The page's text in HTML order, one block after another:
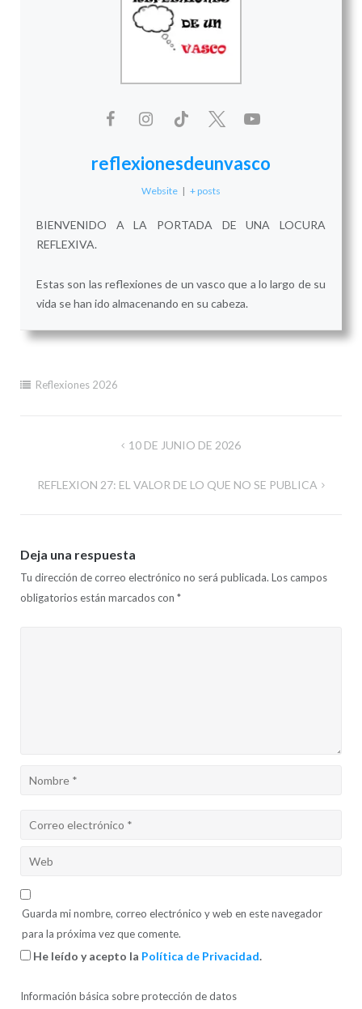
reflexionesdeunvasco
Website | + posts
BIENVENIDO A LA PORTADA DE UNA LOCURA
REFLEXIVA.
Estas son las reflexiones de un vasco que a lo largo de su
vida se han ido almacenando en su cabeza.
Reflexiones 2026
entradas
10 DE JUNIO DE 2026
REFLEXION 27: EL VALOR DE LO QUE NO SE PUBLICA
Deja una respuesta
Tu dirección de correo electrónico no será publicada. Los campos
obligatorios están marcados con *
Guarda mi nombre, correo electrónico y web en este navegador
para la próxima vez que comente.
He leído y acepto la Política de Privacidad.
Información básica sobre protección de datos